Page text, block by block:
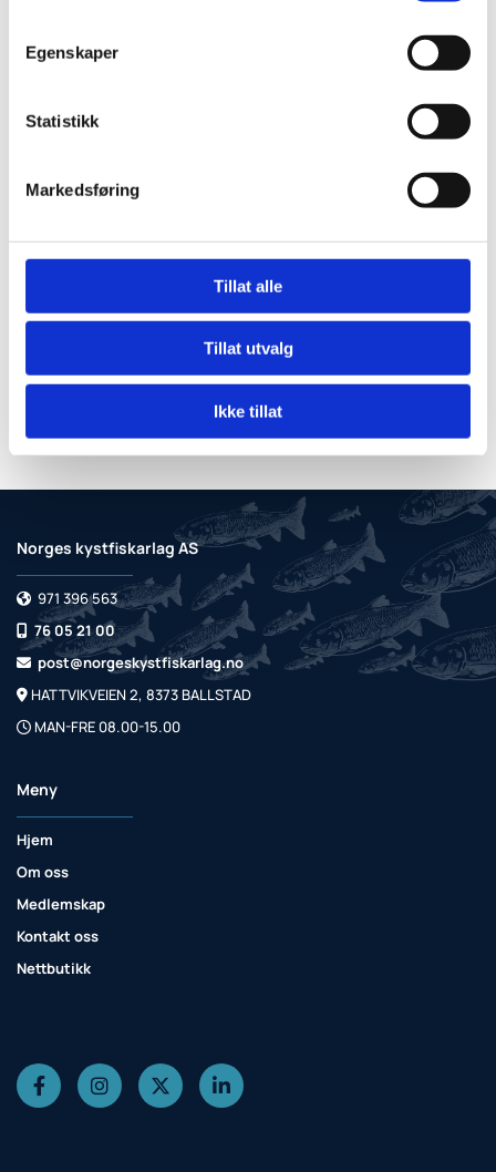
Egenskaper
Statistikk
Markedsføring
Tillat alle
Tillat utvalg
Ikke tillat
Norges kystfiskarlag AS
 971 396 563
 76 05 21 00
 post@norgeskystfiskarlag.no
 HATTVIKVEIEN 2, 8373 BALLSTAD
 MAN-FRE 08.00-15.00
Meny
Hjem
Om oss
Medlemskap
Kontakt oss
Nettbutikk